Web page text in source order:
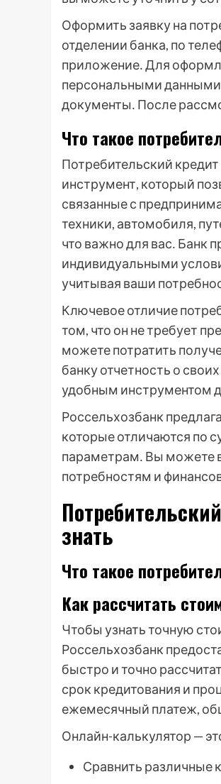
Оформить заявку на
отделении банка, по
приложение․ Для
персональными
документы․ После
Что такое
Потребительский
инструмент, который
связанные с
техники, автомобиля,
что важно для вас․ Банк
индивидуальными
учитывая ваши
Ключевое отличие
том, что он не требует
можете потратить
банку отчетность о
удобным инструментом
Россельхозбанк
которые отличаются по
параметрам․ Вы можете
потребностям и
знать
Что такое
Как рассчитать
Чтобы узнать точную
Россельхозбанк
быстро и точно
срок кредитования и
ежемесячный платеж,
Онлайн-калькулятор —
Сравнить различные